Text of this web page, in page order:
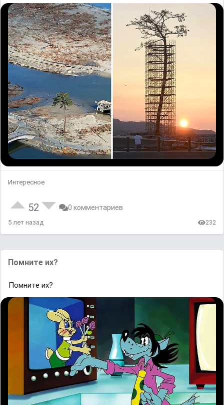
Интересное
52 0 комментариев
5 лет назад 232
Помните их?
Помните их?